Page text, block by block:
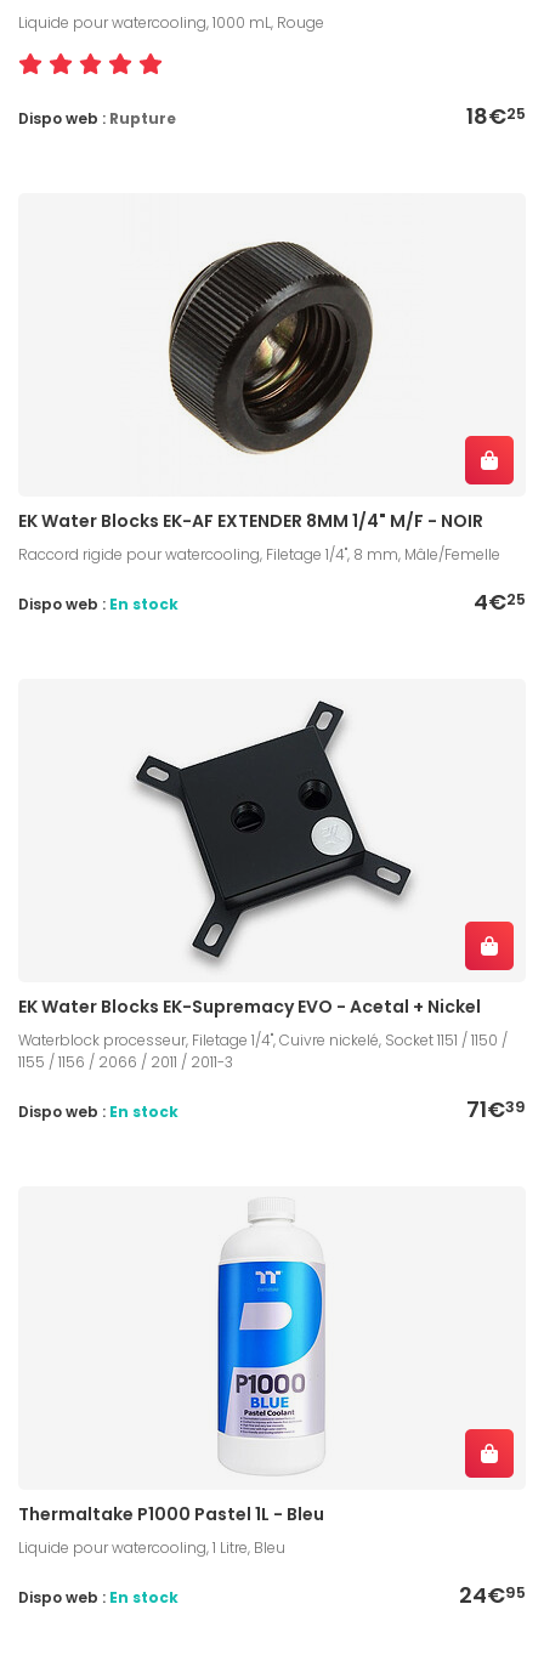
Liquide pour watercooling, 1000 mL, Rouge
18€25
Dispo web : Rupture
EK Water Blocks EK-AF EXTENDER 8MM 1/4" M/F - NOIR
Raccord rigide pour watercooling, Filetage 1/4", 8 mm, Mâle/Femelle
4€25
Dispo web : En stock
EK Water Blocks EK-Supremacy EVO - Acetal + Nickel
Waterblock processeur, Filetage 1/4", Cuivre nickelé, Socket 1151 / 1150 /
1155 / 1156 / 2066 / 2011 / 2011-3
71€39
Dispo web : En stock
Thermaltake P1000 Pastel 1L - Bleu
Liquide pour watercooling, 1 Litre, Bleu
24€95
Dispo web : En stock